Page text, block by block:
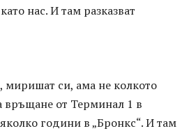
нас. И там разказват
си, ама не колкото
връщане от Терминал 1 в
години в „Бронкс“. И там